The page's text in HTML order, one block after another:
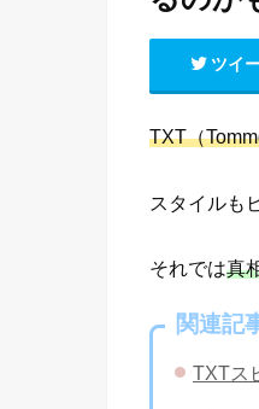
ツイ
TXT（
スタイルも
それでは真
関連記
TXTス